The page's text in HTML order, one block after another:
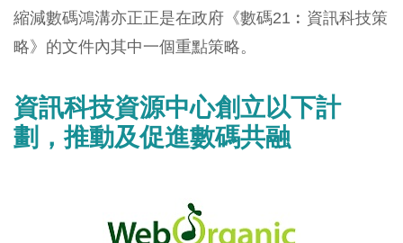
縮減數碼鴻溝亦正正是在政府《數碼21︰資訊科技策
略》的文件內其中一個重點策略。
資訊科技資源中心創立以下計
劃，推動及促進數碼共融